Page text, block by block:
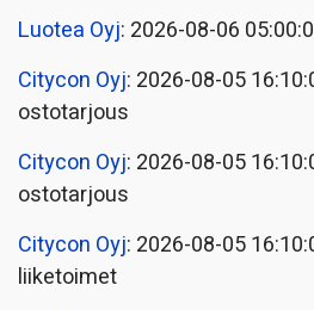
Luotea Oyj: 2026-08-06
Citycon Oyj: 2026-08-05
ostotarjous
Citycon Oyj: 2026-08-05
ostotarjous
Citycon Oyj: 2026-08-05
liiketoimet